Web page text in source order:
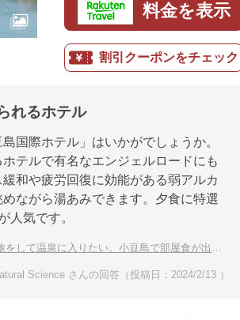
料金を表示
割引クーポンをチェック
れるホテル
国際ホテル」はいかがでしょうか。
テルで有名なエンジェルロードにも
和や疲労回復に効能がある弱アルカ
ながら湯あみできます。夕食に特選
人気です。
泉に入りたい。小豆島で部屋食が出来るホテルや旅館を教えて
Science さんの回答（投稿日：2024/2/13 ）